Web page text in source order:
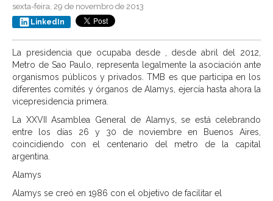
sexta-feira, 29 de novembro de 2013
LinkedIn
La presidencia que ocupaba desde , desde abril del 2012,
Metro de Sao Paulo, representa legalmente la asociación ante
organismos públicos y privados. TMB es que participa en los
diferentes comités y órganos de Alamys, ejercía hasta ahora la
vicepresidencia primera.
La XXVII Asamblea General de Alamys, se está celebrando
entre los días 26 y 30 de noviembre en Buenos Aires,
coincidiendo con el centenario del metro de la capital
argentina.
Alamys
Alamys se creó en 1986 con el objetivo de facilitar el